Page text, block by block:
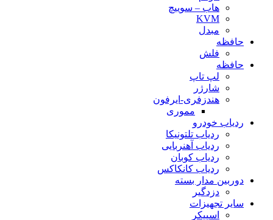
هاب – سوییچ
KVM
مبدل
حافظه
فلش
حافظه
لپ تاپ
شارژر
هندزفری-ایرفون
مموری
ردیاب خودرو
ردیاب تلتونیکا
ردیاب آهنربایی
ردیاب کوبان
ردیاب کانکاکس
دوربین مدار بسته
دزدگیر
سایر تجهیزات
اسپیکر